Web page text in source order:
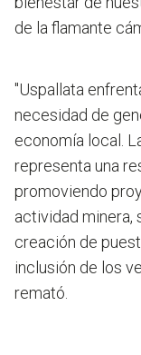
de la flamante
"Uspallata
necesidad de
economía local.
representa una
promoviendo
actividad minera,
creación de
inclusión de los
remató.